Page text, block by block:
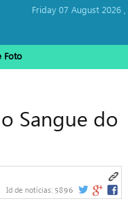
Friday 07 August 2026 ,
Foto
Sangue do
Id de notícias: 5896